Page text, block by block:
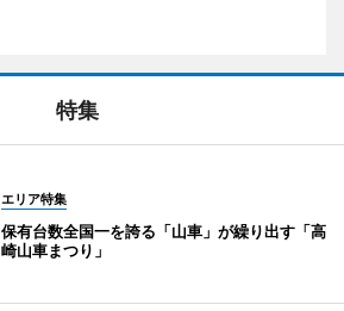
特集
エリア特集
保有台数全国一を誇る「山車」が繰り出す「高
崎山車まつり」